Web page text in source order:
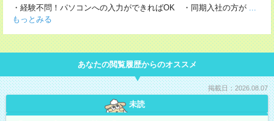
・経験不問！パソコンへの入力ができればOK ・同期入社の方が ...
もっとみる
あなたの閲覧履歴からのオススメ
掲載日：2026.08.07
未読